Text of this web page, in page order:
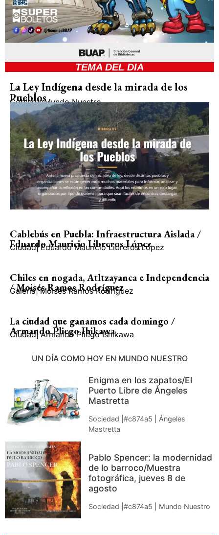
TEMA DEL DIA
La Ley Indígena desde la mirada de los
Pueblos
GobiernoMundo Nuestro
Cablebús en Puebla: Infraestructura Aislada /
Eduardo Mauricio Libreros López
Ciudad| Eduardo Mauricio Libreros López
Chiles en nogada, Atltzayanca e Independencia
/ Moisés Ramos Rodríguez
Galería| Moisés Ramos Rodríguez
La ciudad que ganamos cada domingo /
Armando Pliego Ihikawa
Ciudad| Armando Pliego Ishikawa
UN DÍA COMO HOY EN MUNDO NUESTRO
Enigma en los zapatos/El
Puerto Libre de Ángeles
Mastretta
Sociedad |#c874a5 | Ángeles
Mastretta
Pablo Spencer: la modernidad
de lo barroco/Muestra
fotográfica, jueves 8 de
agosto
Sociedad |#c874a5 | Mundo Nuestro